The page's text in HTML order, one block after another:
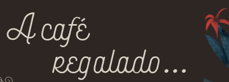
A café
regalado...